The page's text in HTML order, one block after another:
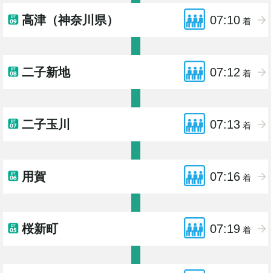
高津（神奈川県） 07:10 着
二子新地 07:12 着
二子玉川 07:13 着
用賀 07:16 着
桜新町 07:19 着